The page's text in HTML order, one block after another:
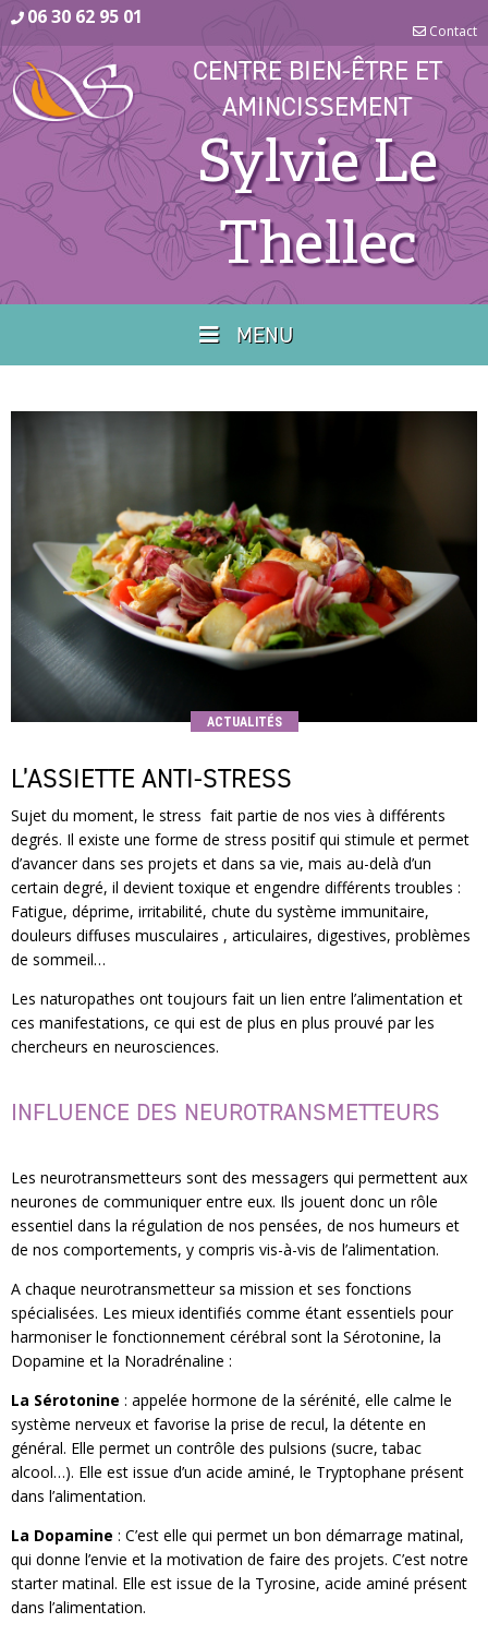
06 30 62 95 01
Contact
CENTRE BIEN-ÊTRE ET
AMINCISSEMENT
Sylvie Le
Thellec
MENU
ACTUALITÉS
L’ASSIETTE ANTI-STRESS
Sujet du moment, le stress fait partie de nos vies à différents
degrés. Il existe une forme de stress positif qui stimule et permet
d’avancer dans ses projets et dans sa vie, mais au-delà d’un
certain degré, il devient toxique et engendre différents troubles :
Fatigue, déprime, irritabilité, chute du système immunitaire,
douleurs diffuses musculaires , articulaires, digestives, problèmes
de sommeil…
Les naturopathes ont toujours fait un lien entre l’alimentation et
ces manifestations, ce qui est de plus en plus prouvé par les
chercheurs en neurosciences.
INFLUENCE DES NEUROTRANSMETTEURS
Les neurotransmetteurs sont des messagers qui permettent aux
neurones de communiquer entre eux. Ils jouent donc un rôle
essentiel dans la régulation de nos pensées, de nos humeurs et
de nos comportements, y compris vis-à-vis de l’alimentation.
A chaque neurotransmetteur sa mission et ses fonctions
spécialisées. Les mieux identifiés comme étant essentiels pour
harmoniser le fonctionnement cérébral sont la Sérotonine, la
Dopamine et la Noradrénaline :
La Sérotonine : appelée hormone de la sérénité, elle calme le
système nerveux et favorise la prise de recul, la détente en
général. Elle permet un contrôle des pulsions (sucre, tabac
alcool…). Elle est issue d’un acide aminé, le Tryptophane présent
dans l’alimentation.
La Dopamine : C’est elle qui permet un bon démarrage matinal,
qui donne l’envie et la motivation de faire des projets. C’est notre
starter matinal. Elle est issue de la Tyrosine, acide aminé présent
dans l’alimentation.